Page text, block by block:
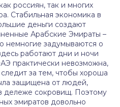
россиян, так и многих
Стабильная экономика в
деньги создают
Арабские Эмираты –
немногие задумываются о
работают дни и ночи
практически невозможна,
за тем, чтобы хороша
защищена от людей,
дележе сокровищ. Поэтому
эмиратов довольно